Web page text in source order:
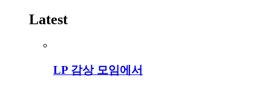
Latest
LP 감상 모임에서